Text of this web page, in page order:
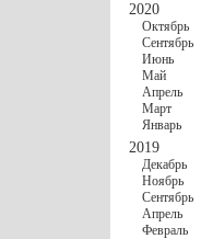
2020
Октябрь
Сентябрь
Июнь
Май
Апрель
Март
Январь
2019
Декабрь
Ноябрь
Сентябрь
Апрель
Февраль